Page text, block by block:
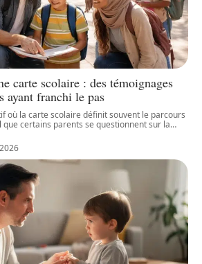
carte scolaire : des témoignages
ayant franchi le pas
où la carte scolaire définit souvent le parcours
certains parents se questionnent sur la…